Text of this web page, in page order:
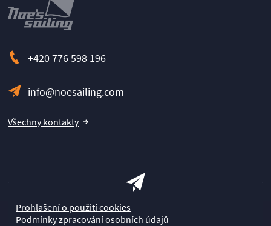
+420 776 598 196
info@noesailing.com
Všechny kontakty
Prohlašení o použití cookies
Podmínky zpracování osobních údajů